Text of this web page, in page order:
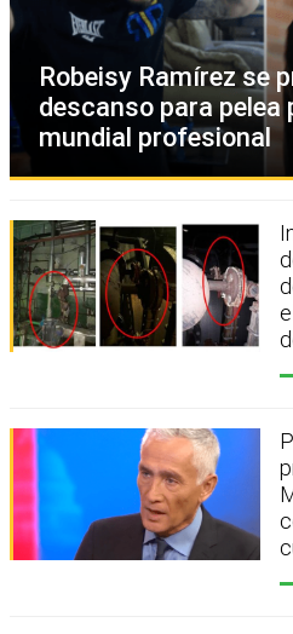
Robeisy Ramírez se
descanso para
mundial profesional